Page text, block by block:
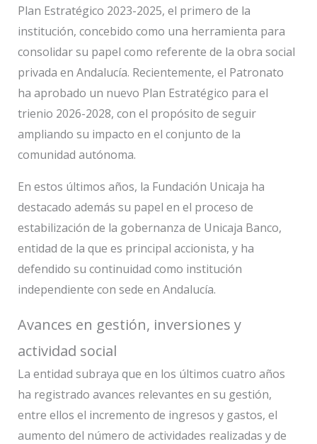
Plan Estratégico 2023-2025, el primero de la
institución, concebido como una herramienta para
consolidar su papel como referente de la obra social
privada en Andalucía. Recientemente, el Patronato
ha aprobado un nuevo Plan Estratégico para el
trienio 2026-2028, con el propósito de seguir
ampliando su impacto en el conjunto de la
comunidad autónoma.
En estos últimos años, la Fundación Unicaja ha
destacado además su papel en el proceso de
estabilización de la gobernanza de Unicaja Banco,
entidad de la que es principal accionista, y ha
defendido su continuidad como institución
independiente con sede en Andalucía.
Avances en gestión, inversiones y
actividad social
La entidad subraya que en los últimos cuatro años
ha registrado avances relevantes en su gestión,
entre ellos el incremento de ingresos y gastos, el
aumento del número de actividades realizadas y de